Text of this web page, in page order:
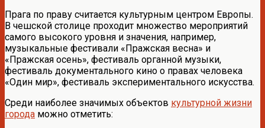
Прага по праву считается культурным центром Европы.
В чешской столице проходит множество мероприятий
самого высокого уровня и значения, например,
музыкальные фестивали «Пражская весна» и
«Пражская осень», фестиваль органной музыки,
фестиваль документального кино о правах человека
«Один мир», фестиваль экспериментального искусства.
Среди наиболее значимых объектов культурной жизни
города можно отметить: